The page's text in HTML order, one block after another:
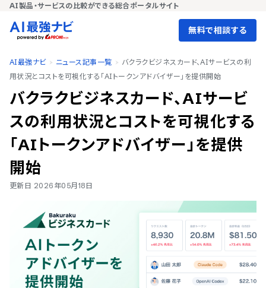
AI製品・サービスの比較ができる総合ポータルサイト
無料で相談する
AI最強ナビ ニュース記事一覧
バクラクビジネスカード、AIサービスの利
用状況とコストを可視化する「AIトークンアドバイザー」を提供開始
バクラクビジネスカード、AIサービ
スの利用状況とコストを可視化する
「AIトークンアドバイザー」を提供
開始
更新日 2026年05月18日